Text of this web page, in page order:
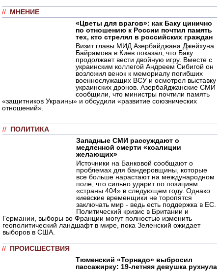
// МНЕНИЕ
«Цветы для врагов»: как Баку цинично
по отношению к России почтил память
тех, кто стрелял в российских граждан
Визит главы МИД Азербайджана Джейхуна
Байрамова в Киев показал, что Баку
продолжает вести двойную игру. Вместе с
украинским коллегой Андреем Сибигой он
возложил венок к мемориалу погибших
военнослужащих ВСУ и осмотрел выставку
украинских дронов. Азербайджанские СМИ
сообщили, что министры почтили память
«защитников Украины» и обсудили «развитие союзнических
отношений».
// ПОЛИТИКА
Западные СМИ рассуждают о
медленной смерти «коалиции
желающих»
Источники на Банковой сообщают о
проблемах для бандеровщины, которые
все больше нарастают на международном
поле, что сильно ударит по позициям
«страны 404» в следующем году. Однако
киевские временщики не торопятся
заключать мир - ведь есть поддержка в ЕС.
Политический кризис в Британии и
Германии, выборы во Франции могут полностью изменить
геополитический ландшафт в мире, пока Зеленский ожидает
выборов в США.
// ПРОИСШЕСТВИЯ
Тюменский «Торнадо» выбросил
пассажирку: 19-летняя девушка рухнула